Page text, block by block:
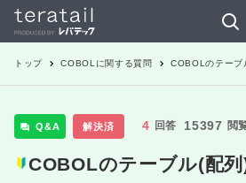
トップ COBOL に関する質問 COBOLのテーブ
Q&A 解決済 4 回答 15397 閲
COBOLのテーブル(配